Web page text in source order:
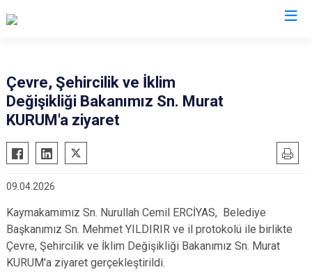
Araban
Karkamış
Oğuzeli
Şahinbey
Şehitkamil
Çevre, Şehircilik ve İklim
Değişikliği Bakanımız Sn. Murat
KURUM'a ziyaret
09.04.2026
Kaymakamımız Sn. Nurullah Cemil ERCİYAS, Belediye
Başkanımız Sn. Mehmet YILDIRIR ve il protokolü ile birlikte
Çevre, Şehircilik ve İklim Değişikliği Bakanımız Sn. Murat
KURUM'a ziyaret gerçekleştirildi.